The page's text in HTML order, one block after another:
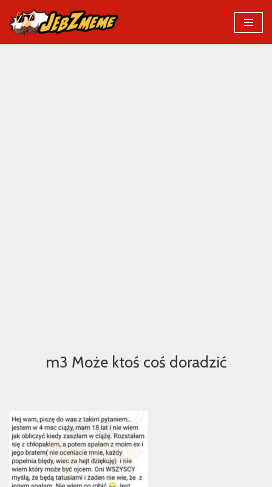
Przejdź
do
m3 Może ktoś coś doradzić